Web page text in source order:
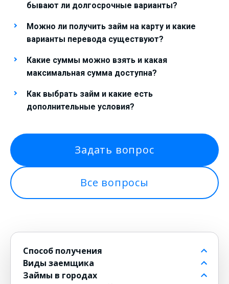
бывают ли долгосрочные варианты?
Можно ли получить займ на карту и какие
варианты перевода существуют?
Какие суммы можно взять и какая
максимальная сумма доступна?
Как выбрать займ и какие есть
дополнительные условия?
Задать вопрос
Все вопросы
Способ получения
На банковский счет
Через контакт
Виды заемщика
Пенсионерам до 80 лет
Займы в городах